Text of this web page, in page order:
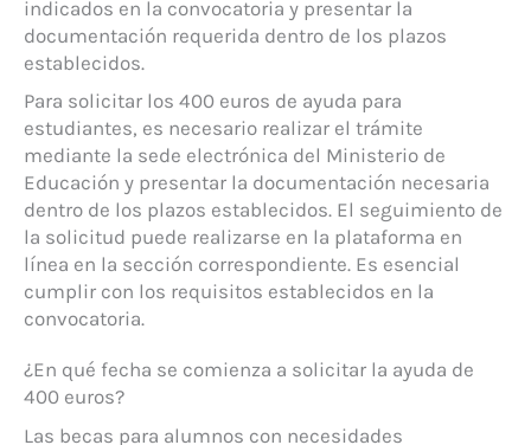
indicados en la convocatoria y presentar la
documentación requerida dentro de los plazos
establecidos.
Para solicitar los 400 euros de ayuda para
estudiantes, es necesario realizar el trámite
mediante la sede electrónica del Ministerio de
Educación y presentar la documentación necesaria
dentro de los plazos establecidos. El seguimiento de
la solicitud puede realizarse en la plataforma en
línea en la sección correspondiente. Es esencial
cumplir con los requisitos establecidos en la
convocatoria.
¿En qué fecha se comienza a solicitar la ayuda de
400 euros?
Las becas para alumnos con necesidades